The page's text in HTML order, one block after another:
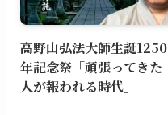
高野山弘法大師生誕1250
年記念祭「頑張ってきた
人が報われる時代」